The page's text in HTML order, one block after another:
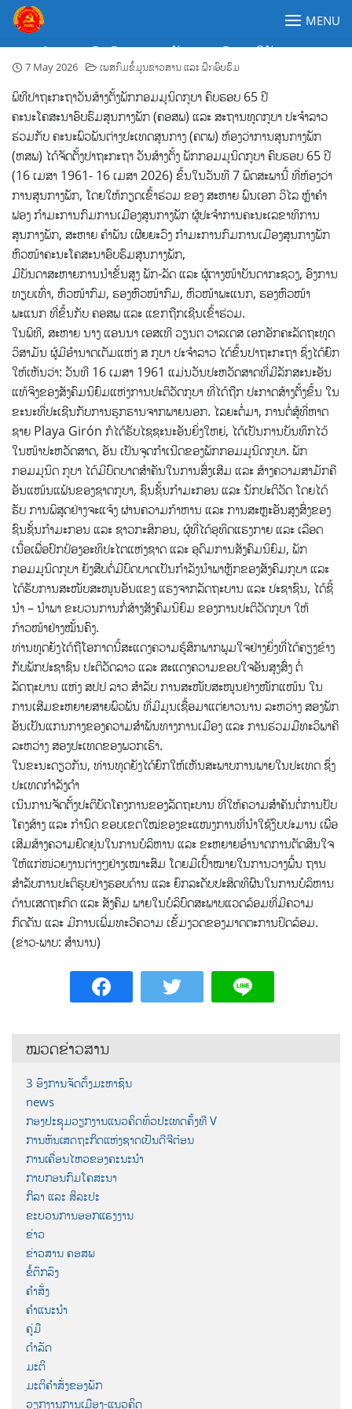
Skip
content
ຄະນະໂຄສະນາອົບຮົມສູນກາງພັກປະຊາຊົນປະຕິວັດລາວ
MENU
7 May 2026 ເພສກົມຂໍ້ມູນຂ່າວສານ ແລະ ຝຶກອົບຮົມ
ພິທີປາຖະກະຖາວັນສ້າງຕັ້ງພັກກອມມູນິດກູບາ ຄົບຮອບ 65 ປີ
ຄະນະໂຄສະນາອົບຮົມສູນກາງພັກ (ຄອສພ) ແລະ ສະຖານທູດກູບາ ປະຈຳລາວ
ຮ່ວມກັບ ຄະນະພົວພັນຕ່າງປະເທດສູນກາງ (ຄຕພ) ຫ້ອງວ່າການສູນກາງພັກ
(ຫສພ) ໄດ້ຈັດຕັ້ງປາຖະກະຖາ ວັນສ້າງຕັ້ງ ພັກກອມມູນິດກູບາ ຄົບຮອບ 65 ປີ
(16 ເມສາ 1961- 16 ເມສາ 2026) ຂຶ້ນໃນວັນທີ 7 ພຶດສະພານີ້ ທີ່ຫ້ອງວ່າ
ການສູນກາງພັກ, ໂດຍໃຫ້ກຽດເຂົ້າຮ່ວມ ຂອງ ສະຫາຍ ພົນເອກ ວິໄລ ຫຼ້າຄຳ
ຟອງ ກຳມະການກົມການເມືອງສູນກາງພັກ ຜູ້ປະຈຳການຄະນະເລຂາທິການ
ສູນກາງພັກ, ສະຫາຍ ຄຳພັນ ເຜີຍຍະວົງ ກຳມະການກົມການເມືອງສູນກາງພັກ
ຫົວໜ້າຄະນະໂຄສະນາອົບຮົມສູນກາງພັກ,
ມີບັນດາສະຫາຍການນຳຂັ້ນສູງ ພັກ-ລັດ ແລະ ຜູ້ຕາງໜ້າບັນດາກະຊວງ, ອົງການ
ທຽບເທົ່າ, ຫົວໜ້າກົມ, ຮອງຫົວໜ້າກົມ, ຫົວໜ້າພະແນກ, ຮອງຫົວໜ້າ
ພະແນກ ທີ່ຂຶ້ນກັບ ຄອສພ ແລະ ແຂກຖືກເຊີນເຂົ້າຮ່ວມ.
ໃນພິທີ, ສະຫາຍ ນາງ ແອນນາ ເອສເທີ ວຽນຕ ວາລເດສ ເອກອັກຄະລັດຖະທູດ
ວິສາມັນ ຜູ້ມີອຳນາດເຕັມແຫ່ງ ສ ກູບາ ປະຈຳລາວ ໄດ້ຂຶ້ນປາຖະກະຖາ ຊຶ່ງໄດ້ຍົກ
ໃຫ້ເຫັນວ່າ: ວັນທີ 16 ເມສາ 1961 ແມ່ນວັນປະຫວັດສາດທີ່ມີລັກສະນະອັນ
ແທ້ຈິງຂອງສັງຄົມນິຍົມແຫ່ງການປະຕິວັດກູບາ ທີ່ໄດ້ຖືກ ປະກາດສ້າງຕັ້ງຂຶ້ນ ໃນ
ຂະນະທີ່ປະເຊີນກັບການຮຸກຮານຈາກພາຍນອກ. ໄລຍະຕໍ່ມາ, ການຕໍ່ສູ້ທີ່ຫາດ
ຊາຍ Playa Girón ກໍໄດ້ຮັບໄຊຊະນະອັນຍິ່ງໃຫຍ່, ໄດ້ເປັນການບັນທຶກໄວ້
ໃນໜ້າປະຫວັດສາດ, ອັນ ເປັນຈຸດກຳເນີດຂອງພັກກອມມູນິດກູບາ. ພັກ
ກອມມູນິດ ກູບາ ໄດ້ມີບົດບາດສຳຄັນໃນການສົ່ງເສີມ ແລະ ສ້າງຄວາມສາມັກຄີ
ອັນແໜ້ນແຟ້ນຂອງຊາດກູບາ, ຊົນຊັ້ນກຳມະກອນ ແລະ ນັກປະຕິວັດ ໂດຍໄດ້
ຮັບ ການພິສູດຢ່າງຈະແຈ້ງ ຜ່ານຄວາມກ້າຫານ ແລະ ການສະຫຼະອັນສູງສົ່ງຂອງ
ຊົນຊັ້ນກຳມະກອນ ແລະ ຊາວກະສິກອນ, ຜູ້ທີ່ໄດ້ອຸທິດແຮງກາຍ ແລະ ເລືອດ
ເນື້ອເພື່ອປົກປ້ອງອະທິປະໄຕແຫ່ງຊາດ ແລະ ອຸດົມການສັງຄົມນິຍົມ, ພັກ
ກອມມູນິດກູບາ ຍັງສືບຕໍ່ມີບົດບາດເປັນກຳລັງນຳພາຫຼັກຂອງສັງຄົມກູບາ ແລະ
ໄດ້ຮັບການສະໜັບສະໜູນອັນແຂງ ແຮງຈາກລັດຖະບານ ແລະ ປະຊາຊົນ, ໄດ້ຊີ້
ນໍາ – ນຳພາ ຂະບວນການກໍ່ສ້າງສັງຄົມນິຍົມ ຂອງການປະຕິວັດກູບາ ໃຫ້
ກ້າວໜ້າຢ່າງໝັ້ນຄົງ.
ທ່ານທູດຍັງໄດ້ຖືໂອກາດນີ້ສະແດງຄວາມຮູ້ສຶກພາກພູມໃຈຢ່າງຍິ່ງທີ່ໄດ້ຄຽງຂ້າງ
ກັບພັກປະຊາຊົນ ປະຕິວັດລາວ ແລະ ສະແດງຄວາມຂອບໃຈອັນສູງສົ່ງ ຕໍ່
ລັດຖະບານ ແຫ່ງ ສປປ ລາວ ສຳລັບ ການສະໜັບສະໜູນຢ່າງໜັກແໜ້ນ ໃນ
ການເສີມຂະຫຍາຍສາຍພົວພັນ ທີ່ມີມູນເຊື້ອມາແຕ່ຍາວນານ ລະຫວ່າງ ສອງພັກ
ອັນເປັນແກນກາງຂອງຄວາມສຳພັນທາງການເມືອງ ແລະ ການຮ່ວມມືທະວິພາຄີ
ລະຫວ່າງ ສອງປະເທດຂອງພວກເຮົາ.
ໃນຂະນະດຽວກັນ, ທ່ານທູດຍັງໄດ້ຍົກໃຫ້ເຫັນສະພາບການພາຍໃນປະເທດ ຊຶ່ງ
ປະເທດກຳລັງດຳ
ເນີນການຈັດຕັ້ງປະຕິບັດໂຄງການຂອງລັດຖະບານ ທີ່ໃຫ້ຄວາມສຳຄັນຕໍ່ການປັບ
ໂຄງສ້າງ ແລະ ກຳນົດ ຂອບເຂດໃໝ່ຂອງຂະແໜງການທີ່ນໍາໃຊ້ງົບປະມານ ເພື່ອ
ເສີມສ້າງຄວາມຍືດຍຸ່ນໃນການບໍລິຫານ ແລະ ຂະຫຍາຍອຳນາດການຕັດສິນໃຈ
ໃຫ້ແກ່ໜ່ວຍງານຕ່າງໆຢ່າງເໝາະສົມ ໂດຍມີເປົ້າໝາຍໃນການວາງພື້ນ ຖານ
ສຳລັບການປະຕິຮູບຢ່າງຮອບດ້ານ ແລະ ຍົກລະດັບປະສິດທິຜົນໃນການບໍລິຫານ
ດ້ານເສດຖະກິດ ແລະ ສັງຄົມ ພາຍໃນບໍລິບົດສະພາບແວດລ້ອມທີ່ມີຄວາມ
ກົດດັນ ແລະ ມີການເພີ່ມທະວີຄວາມ ເຂັ້ມງວດຂອງມາດຕະການປິດລ້ອມ.
(ຂ່າວ-ພາບ: ສຳນານ)
ໝວດຂ່າວສານ
3 ອົງການຈັດຕັ້ງມະຫາຊົນ
news
ກອງປະຊຸມວຽກງານແນວຄິດທົ່ວປະເທດຄັ້ງທີ V
ການຫັນເສດຖະກິດແຫ່ງຊາດເປັນດີຈີຕ໋ອນ
ການເຄື່ອນໄຫວຂອງຄະນະນຳ
ກາບກອນກົມໂຄສະນາ
ກິລາ ແລະ ສິລະປະ
ຂະບວນການອອກແຮງງານ
ຂ່າວ
ຂ່າວສານ ຄອສພ
ຂໍ້ຕົກລົງ
ຄຳສັ່ງ
ຄຳແນະນຳ
ຄູ່ມື
ດຳລັດ
ມະຕິ
ມະຕິຄຳສັ່ງຂອງພັກ
ວຽກງານການເມືອງ-ແນວຄິດ